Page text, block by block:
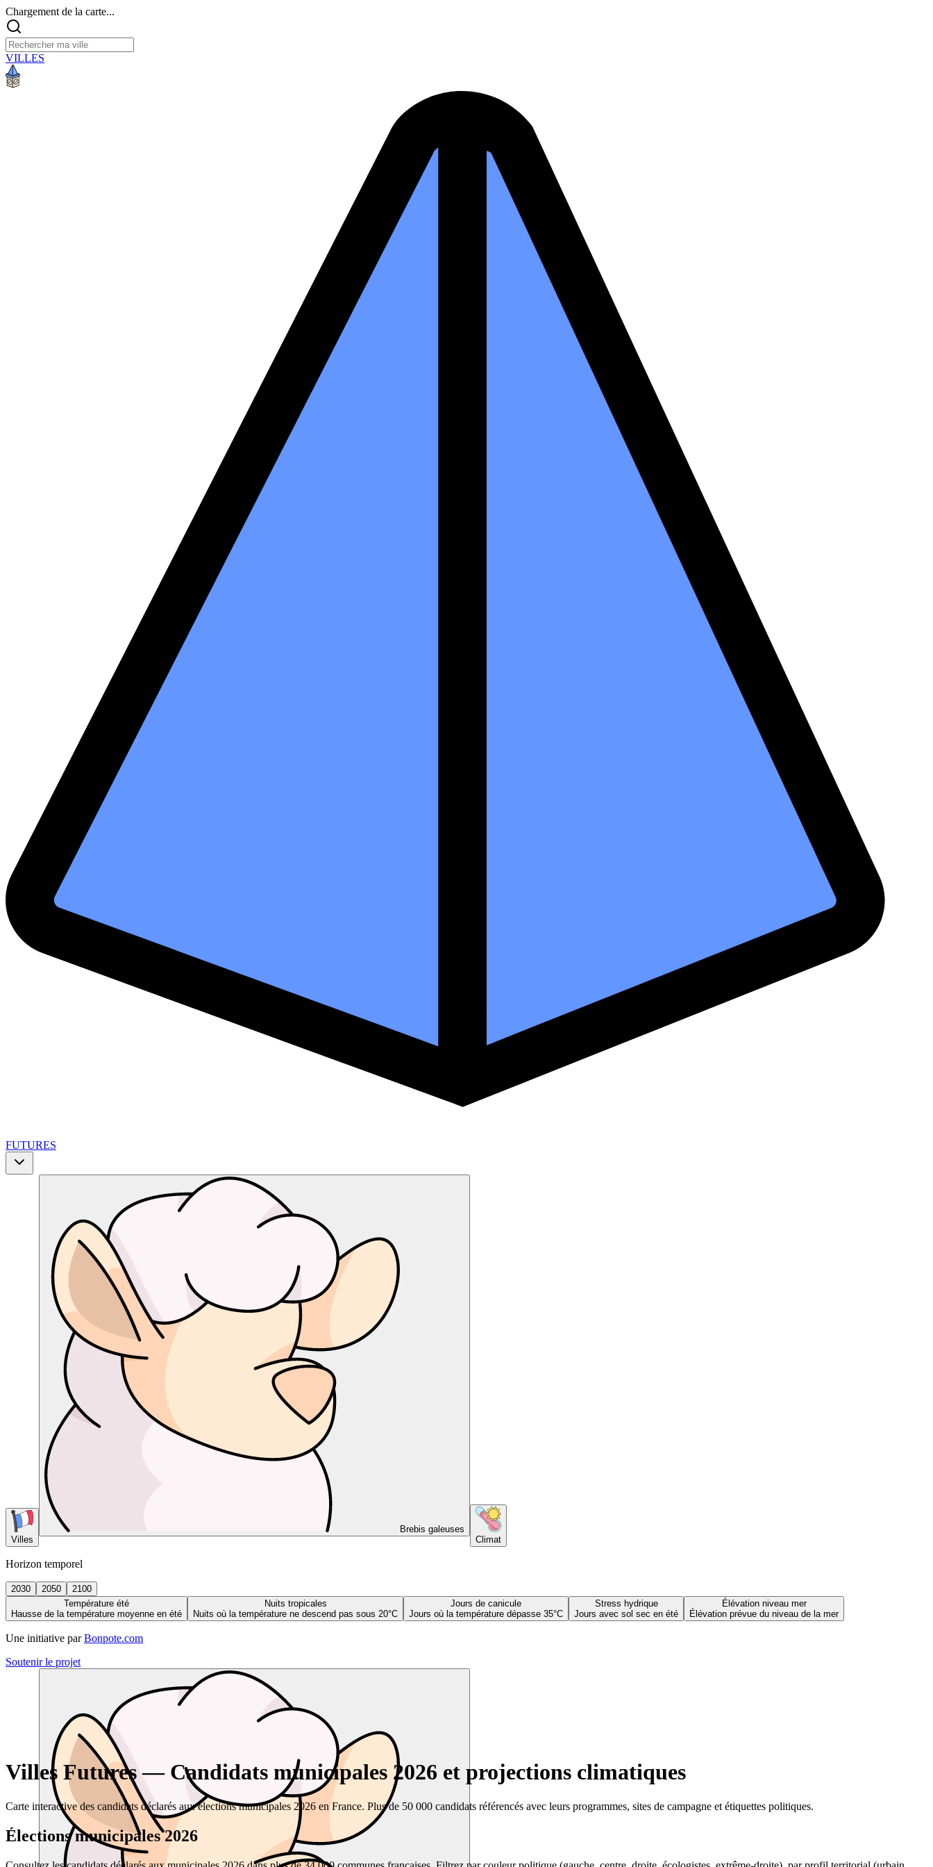
Chargement de la carte...
VILLES
FUTURES
Villes
Brebis galeuses
Climat
Horizon temporel
2030 2050
2100
Température été
Hausse de la température moyenne en été
Nuits tropicales
Nuits où la température ne descend pas sous 20°C
Jours de canicule
Jours où la température dépasse 35°C
Stress hydrique
Jours avec sol sec en été
Élévation niveau mer
Élévation prévue du niveau de la mer
Une initiative par Bonpote.com
Soutenir le projet
Villes Futures — Candidats municipales 2026 et projections climatiques
Carte interactive des candidats déclarés aux élections municipales 2026 en France. Plus de 50 000 candidats référencés avec leurs programmes, sites de campagne et étiquettes politiques.
Élections municipales 2026